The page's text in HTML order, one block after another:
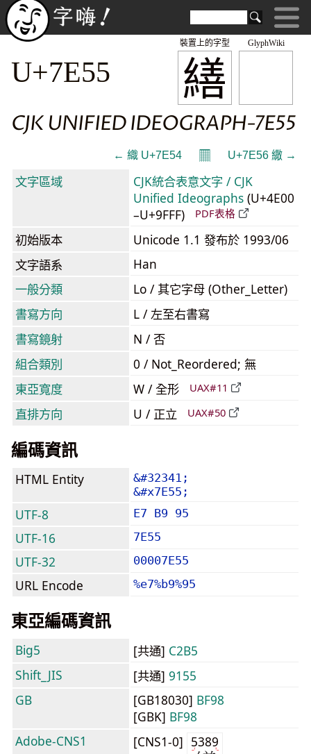
GlyphWiki
繕
裝置上的字型
U+7E55
CJK UNIFIED IDEOGRAPH-7E55
← 織 U+7E54 𝄜 U+7E56 繖 →
文字區域
CJK統合表意文字 / CJK
Unified Ideographs (U+4E00
–U+9FFF)
PDF表格
初始版本
Unicode 1.1 發布於 1993/06
文字語系
Han
一般分類
Lo / 其它字母 (Other_Letter)
書寫方向
L / 左至右書寫
書寫鏡射
N / 否
組合類別
0 / Not_Reordered; 無
東亞寬度
W / 全形 UAX#11
直排方向 U / 正立 UAX#50
編碼資訊
HTML Entity
&#32341;
&#x7E55;
UTF-8 E7 B9 95
UTF-16 7E55
UTF-32 00007E55
URL Encode %e7%b9%95
東亞編碼資訊
Big5 [共通] C2B5
Shift_JIS
[共通] 9155
GB
[GB18030] BF98
[GBK] BF98
Adobe-CNS1
[CNS1-0] 5389